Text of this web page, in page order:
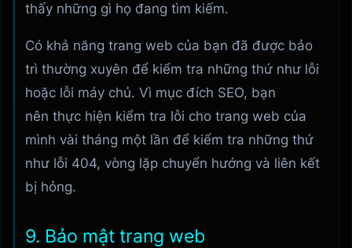
thấy những gì họ đang tìm kiếm.
Có khả năng trang web của bạn đã được bảo
trì thường xuyên để kiểm tra những thứ như lỗi
hoặc lỗi máy chủ. Vì mục đích SEO, bạn
nên thực hiện kiểm tra lỗi cho trang web của
mình vài tháng một lần để kiểm tra những thứ
như lỗi 404, vòng lặp chuyển hướng và liên kết
bị hỏng.
9. Bảo mật trang web